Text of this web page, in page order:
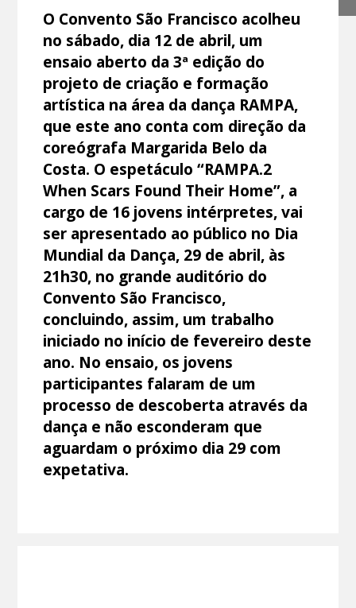
O Convento São Francisco acolheu
no sábado, dia 12 de abril, um
ensaio aberto da 3ª edição do
projeto de criação e formação
artística na área da dança RAMPA,
que este ano conta com direção da
coreógrafa Margarida Belo da
Costa. O espetáculo “RAMPA.2
When Scars Found Their Home”, a
cargo de 16 jovens intérpretes, vai
ser apresentado ao público no Dia
Mundial da Dança, 29 de abril, às
21h30, no grande auditório do
Convento São Francisco,
concluindo, assim, um trabalho
iniciado no início de fevereiro deste
ano. No ensaio, os jovens
participantes falaram de um
processo de descoberta através da
dança e não esconderam que
aguardam o próximo dia 29 com
expetativa.